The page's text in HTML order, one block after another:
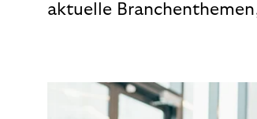
aktuelle